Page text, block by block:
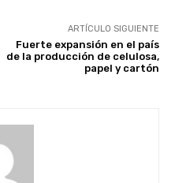
ARTÍCULO SIGUIENTE
Fuerte expansión en el país
de la producción de celulosa,
papel y cartón